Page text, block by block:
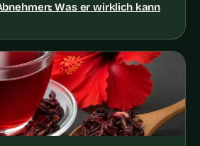
Was er wirklich kann